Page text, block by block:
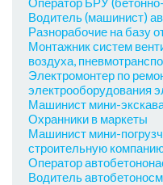
Водитель (машинист)
Разнорабочие на базу
Монтажник систем
воздуха,
Электромонтер по
электрооборудования
Машинист мини-
Охранники в маркеты
Машинист мини-
строительную
Оператор
Водитель